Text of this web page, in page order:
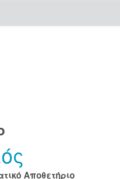
Αποθετήριο